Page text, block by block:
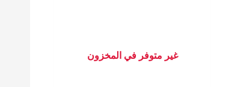
غير متوفر في المخزون